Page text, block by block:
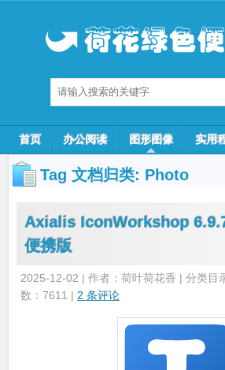
首页 办公阅读 图形图像 实用
Tag 文档归类: Photo
Axialis IconWorkshop
便携版
2025-12-02 | 作者：荷叶荷花香 | 分类目
数：7611 | 2 条评论